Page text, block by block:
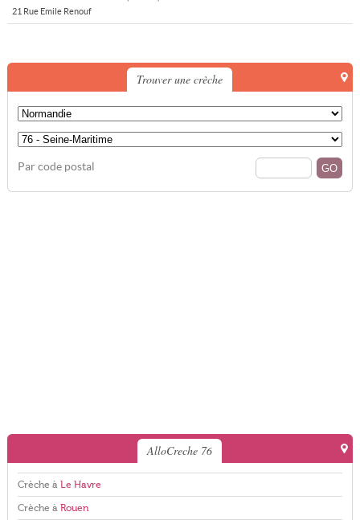
21 Rue Emile Renouf
Trouver une crèche
Par code postal
AlloCreche 76
Crèche à Le Havre
Crèche à Rouen